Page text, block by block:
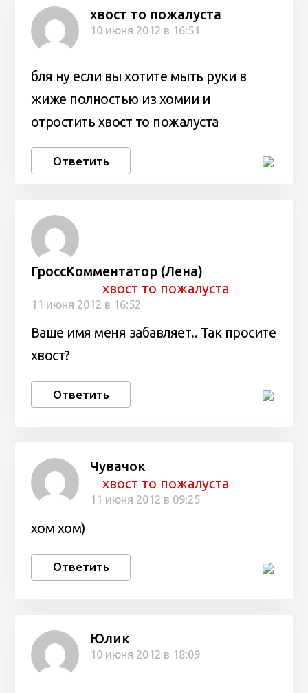
хвост то пожалуста
10 июня 2012 в 16:51
бля ну если вы хотите мыть руки в
жиже полностью из хомии и
отростить хвост то пожалуста
Ответить
ГроссКомментатор (Лена)
хвост то пожалуста
11 июня 2012 в 16:52
Ваше имя меня забавляет.. Так просите
хвост?
Ответить
Чувачок
хвост то пожалуста
11 июня 2012 в 09:25
хом хом)
Ответить
Юлик
10 июня 2012 в 18:09